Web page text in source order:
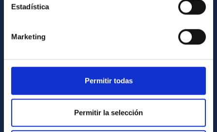
Estadística
Marketing
Permitir todas
Permitir la selección
Financiación externa
Amigos del IAC
PORTAL DEL IAC
Políticas de privacidad